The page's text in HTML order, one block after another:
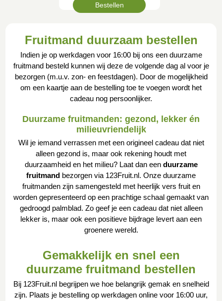
Bestellen
Fruitmand duurzaam bestellen
Indien je op werkdagen voor 16:00 bij ons een duurzame
fruitmand besteld kunnen wij deze de volgende dag al voor je
bezorgen (m.u.v. zon- en feestdagen). Door de mogelijkheid
om een kaartje aan de bestelling toe te voegen wordt het
cadeau nog persoonlijker.
Duurzame fruitmanden: gezond, lekker én
milieuvriendelijk
Wil je iemand verrassen met een origineel cadeau dat niet
alleen gezond is, maar ook rekening houdt met
duurzaamheid en het milieu? Laat dan een duurzame
fruitmand bezorgen via 123Fruit.nl. Onze duurzame
fruitmanden zijn samengesteld met heerlijk vers fruit en
worden gepresenteerd op een prachtige schaal gemaakt van
gedroogd palmblad. Zo geef je een cadeau dat niet alleen
lekker is, maar ook een positieve bijdrage levert aan een
groenere wereld.
Gemakkelijk en snel een
duurzame fruitmand bestellen
Bij 123Fruit.nl begrijpen we hoe belangrijk gemak en snelheid
zijn. Plaats je bestelling op werkdagen online voor 16:00 uur,